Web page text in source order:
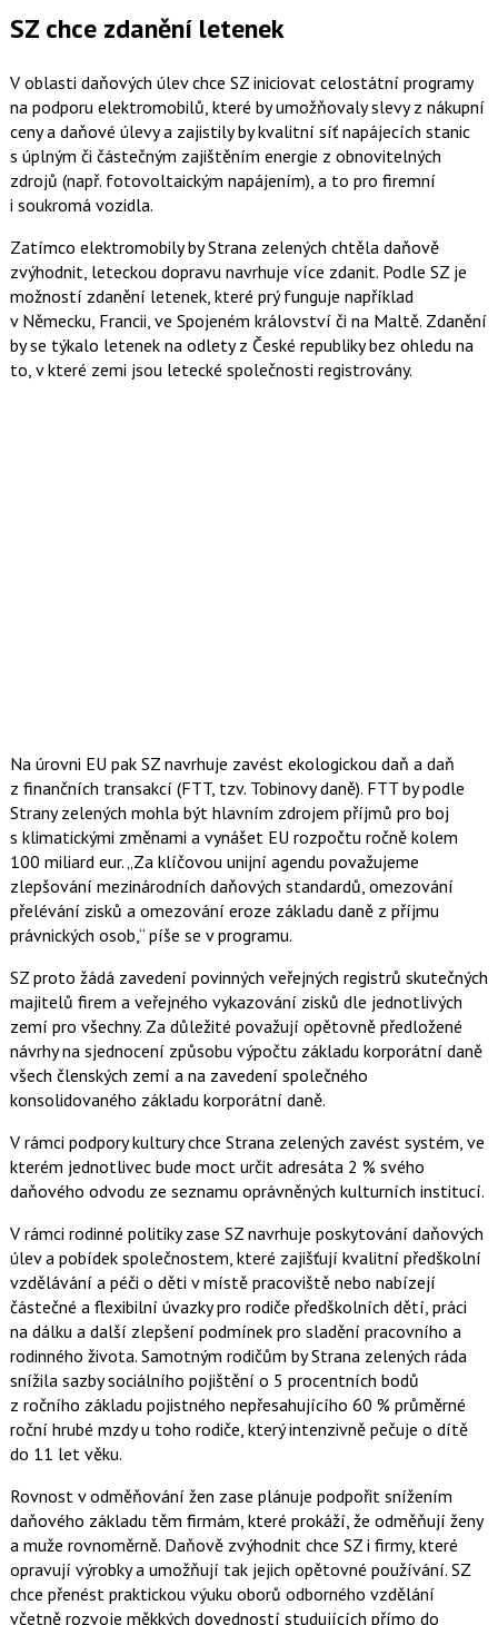
SZ chce zdanění letenek
V oblasti daňových úlev chce SZ iniciovat celostátní programy
na podporu elektromobilů, které by umožňovaly slevy z nákupní
ceny a daňové úlevy a zajistily by kvalitní síť napájecích stanic
s úplným či částečným zajištěním energie z obnovitelných
zdrojů (např. fotovoltaickým napájením), a to pro firemní
i soukromá vozidla.
Zatímco elektromobily by Strana zelených chtěla daňově
zvýhodnit, leteckou dopravu navrhuje více zdanit. Podle SZ je
možností zdanění letenek, které prý funguje například
v Německu, Francii, ve Spojeném království či na Maltě. Zdanění
by se týkalo letenek na odlety z České republiky bez ohledu na
to, v které zemi jsou letecké společnosti registrovány.
Na úrovni EU pak SZ navrhuje zavést ekologickou daň a daň
z finančních transakcí (FTT, tzv. Tobinovy daně). FTT by podle
Strany zelených mohla být hlavním zdrojem příjmů pro boj
s klimatickými změnami a vynášet EU rozpočtu ročně kolem
100 miliard eur. „Za klíčovou unijní agendu považujeme
zlepšování mezinárodních daňových standardů, omezování
přelévání zisků a omezování eroze základu daně z příjmu
právnických osob,“ píše se v programu.
SZ proto žádá zavedení povinných veřejných registrů skutečných
majitelů firem a veřejného vykazování zisků dle jednotlivých
zemí pro všechny. Za důležité považují opětovně předložené
návrhy na sjednocení způsobu výpočtu základu korporátní daně
všech členských zemí a na zavedení společného
konsolidovaného základu korporátní daně.
V rámci podpory kultury chce Strana zelených zavést systém, ve
kterém jednotlivec bude moct určit adresáta 2 % svého
daňového odvodu ze seznamu oprávněných kulturních institucí.
V rámci rodinné politiky zase SZ navrhuje poskytování daňových
úlev a pobídek společnostem, které zajišťují kvalitní předškolní
vzdělávání a péči o děti v místě pracoviště nebo nabízejí
částečné a flexibilní úvazky pro rodiče předškolních dětí, práci
na dálku a další zlepšení podmínek pro sladění pracovního a
rodinného života. Samotným rodičům by Strana zelených ráda
snížila sazby sociálního pojištění o 5 procentních bodů
z ročního základu pojistného nepřesahujícího 60 % průměrné
roční hrubé mzdy u toho rodiče, který intenzivně pečuje o dítě
do 11 let věku.
Rovnost v odměňování žen zase plánuje podpořit snížením
daňového základu těm firmám, které prokáží, že odměňují ženy
a muže rovnoměrně. Daňově zvýhodnit chce SZ i firmy, které
opravují výrobky a umožňují tak jejich opětovné používání. SZ
chce přenést praktickou výuku oborů odborného vzdělání
včetně rozvoje měkkých dovedností studujících přímo do